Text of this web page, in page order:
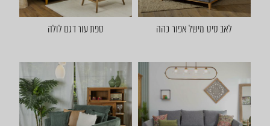
לאב סיט מישל אפור כהה ספת עור דגם לולה